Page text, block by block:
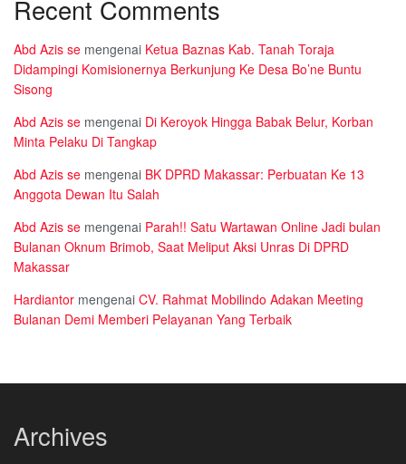
Recent Comments
Abd Azis se mengenai Ketua Baznas Kab. Tanah Toraja
Didampingi Komisionernya Berkunjung Ke Desa Bo’ne Buntu
Sisong
Abd Azis se mengenai Di Keroyok Hingga Babak Belur, Korban
Minta Pelaku Di Tangkap
Abd Azis se mengenai BK DPRD Makassar: Perbuatan Ke 13
Anggota Dewan Itu Salah
Abd Azis se mengenai Parah!! Satu Wartawan Online Jadi bulan
Bulanan Oknum Brimob, Saat Meliput Aksi Unras Di DPRD
Makassar
Hardiantor mengenai CV. Rahmat Mobilindo Adakan Meeting
Bulanan Demi Memberi Pelayanan Yang Terbaik
Archives